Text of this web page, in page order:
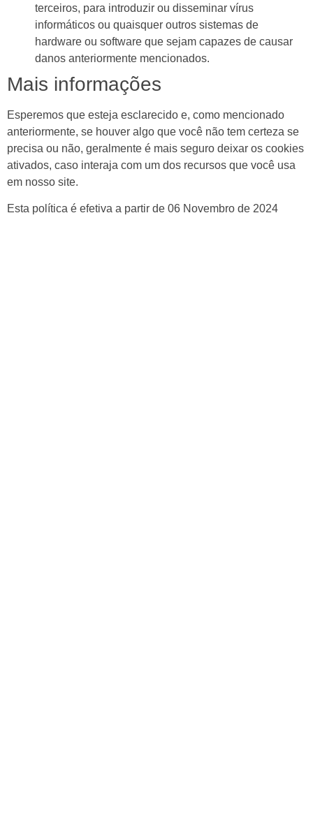
terceiros, para introduzir ou disseminar vírus
informáticos ou quaisquer outros sistemas de
hardware ou software que sejam capazes de causar
danos anteriormente mencionados.
Mais informações
Esperemos que esteja esclarecido e, como mencionado
anteriormente, se houver algo que você não tem certeza se
precisa ou não, geralmente é mais seguro deixar os cookies
ativados, caso interaja com um dos recursos que você usa
em nosso site.
Esta política é efetiva a partir de 06 Novembro de 2024